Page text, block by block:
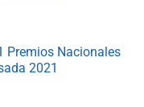
Premios Nacionales
2021